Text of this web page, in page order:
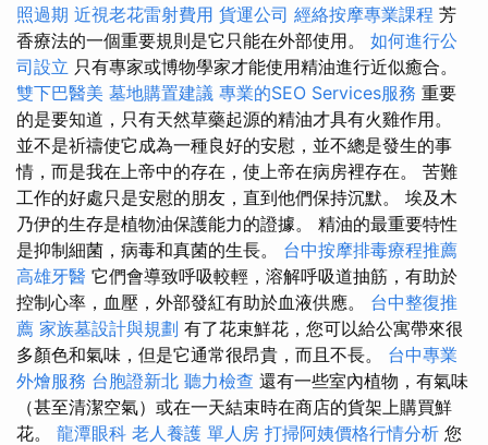
照過期 近視老花雷射費用 貨運公司 經絡按摩專業課程 芳
香療法的一個重要規則是它只能在外部使用。 如何進行公
司設立 只有專家或博物學家才能使用精油進行近似癒合。
雙下巴醫美 墓地購置建議 專業的SEO Services服務 重要
的是要知道，只有天然草藥起源的精油才具有火雞作用。
並不是祈禱使它成為一種良好的安慰，並不總是發生的事
情，而是我在上帝中的存在，使上帝在病房裡存在。 苦難
工作的好處只是安慰的朋友，直到他們保持沉默。 埃及木
乃伊的生存是植物油保護能力的證據。 精油的最重要特性
是抑制細菌，病毒和真菌的生長。 台中按摩排毒療程推薦
高雄牙醫 它們會導致呼吸較輕，溶解呼吸道抽筋，有助於
控制心率，血壓，外部發紅有助於血液供應。 台中整復推
薦 家族墓設計與規劃 有了花束鮮花，您可以給公寓帶來很
多顏色和氣味，但是它通常很昂貴，而且不長。 台中專業
外燴服務 台胞證新北 聽力檢查 還有一些室內植物，有氣味
（甚至清潔空氣）或在一天結束時在商店的貨架上購買鮮
花。 龍潭眼科 老人養護 單人房 打掃阿姨價格行情分析 您